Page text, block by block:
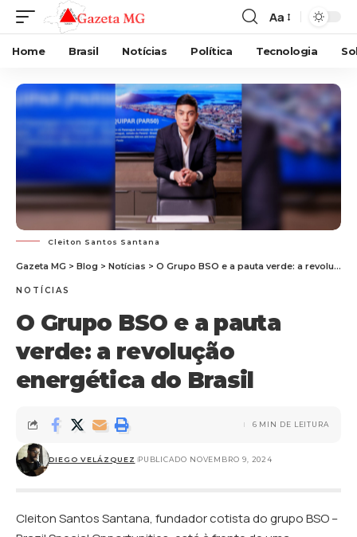
Aa
Home Brasil Notícias Política Tecnologia
Cleiton Santos Santana
Gazeta MG > Blog > Notícias > O Grupo BSO e a pauta verde: a revolução energética do Brasil
NOTÍCIAS
O Grupo BSO e a pauta
verde: a revolução
energética do Brasil
DIEGO VELÁZQUEZ PUBLICADO NOVEMBRO 9, 2024
6 MIN DE LEITURA
Cleiton Santos Santana, fundador cotista do grupo BSO –